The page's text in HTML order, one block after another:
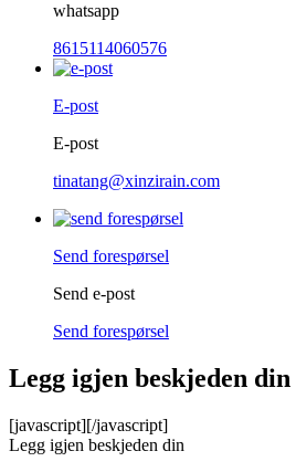
whatsapp
8615114060576
E-post
E-post
tinatang@xinzirain.com
Send forespørsel
Send e-post
Send forespørsel
Legg igjen beskjeden din
[javascript][/javascript]
Legg igjen beskjeden din